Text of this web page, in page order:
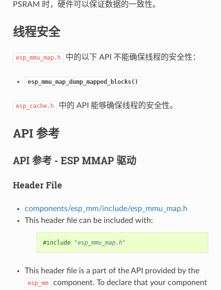
PSRAM 时，硬件可以保证数据的一致性。
线程安全
esp_mmu_map.h 中的以下 API 不能确保线程的安全性：
esp_mmu_map_dump_mapped_blocks()
esp_cache.h 中的 API 能够确保线程的安全性。
API 参考
API 参考 - ESP MMAP 驱动
Header File
components/esp_mm/include/esp_mmu_map.h
This header file can be included with:
#include "esp_mmu_map.h"
This header file is a part of the API provided by the
esp_mm
component. To declare that your component